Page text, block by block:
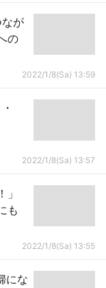
なが
の
2022/1/8(Sa) 13:59
2022/1/8(Sa) 13:57
も
2022/1/8(Sa) 13:55
にな